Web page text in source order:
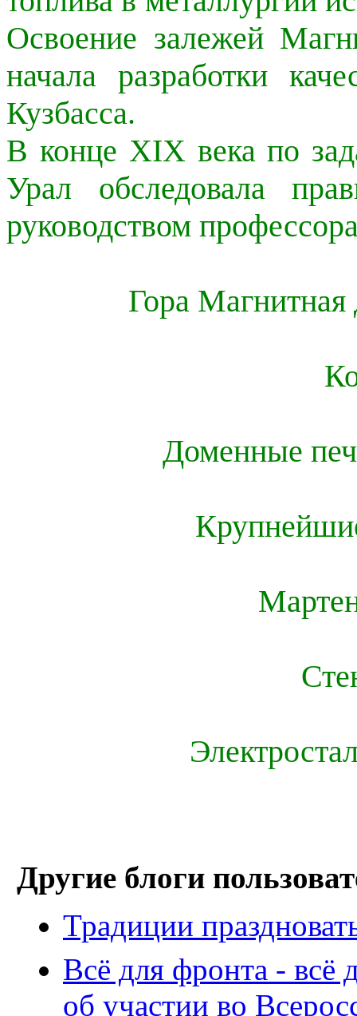
Освоение залежей
начала разработки
Кузбасса.
В конце XIX века по
Урал обследовала
руководством
Гора Магнитная
Доменные
Другие блоги
Традиции
Всё для фронта -
об участии во